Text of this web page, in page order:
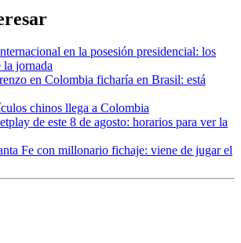
en la posesión presidencial: los
la jornada
en Colombia ficharía en Brasil: está
chinos llega a Colombia
de este 8 de agosto: horarios para ver la
Fe con millonario fichaje: viene de jugar el